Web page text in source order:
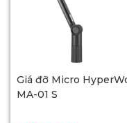
Giá đỡ Micro
MA-01 S